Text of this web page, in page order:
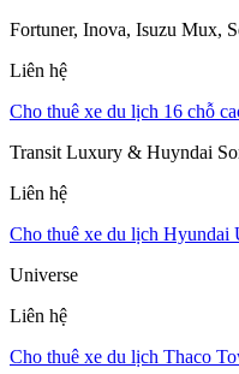
Fortuner, Inova, Isuzu Mux,
Liên hệ
Cho thuê xe du lịch 16 chỗ
Transit Luxury & Huyndai
Liên hệ
Cho thuê xe du lịch Hyundai
Universe
Liên hệ
Cho thuê xe du lịch Thaco